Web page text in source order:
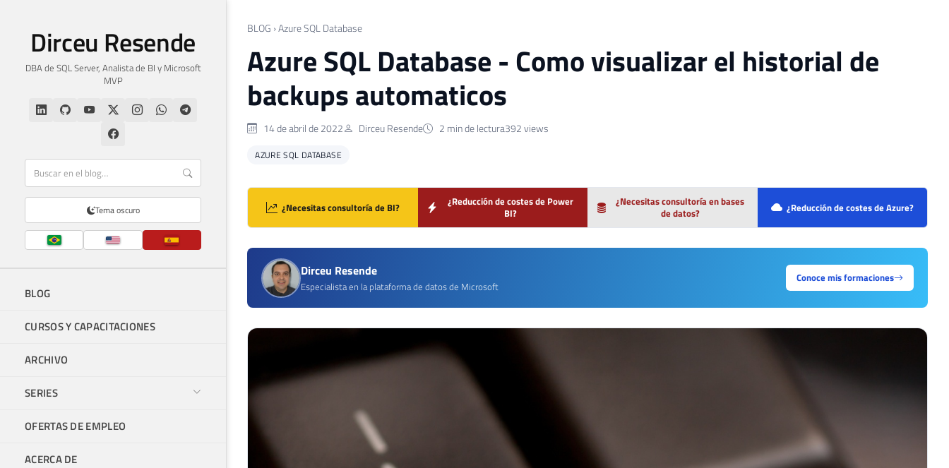
Dirceu Resende
DBA de SQL Server, Analista de BI y Microsoft
MVP
Tema oscuro
BLOG
CURSOS Y CAPACITACIONES
ARCHIVO
SERIES
OFERTAS DE EMPLEO
ACERCA DE
BLOG ›Azure SQL Database
Azure SQL Database - Como visualizar el historial de
backups automaticos
14 de abril de 2022 Dirceu Resende 2 min de lectura392 views
AZURE SQL DATABASE
¿Necesitas consultoría de BI?
¿Reducción de costes de Power
BI?
¿Necesitas consultoría en bases
de datos?
¿Reducción de costes de Azure?
Dirceu Resende
Especialista en la plataforma de datos de Microsoft
Conoce mis formaciones